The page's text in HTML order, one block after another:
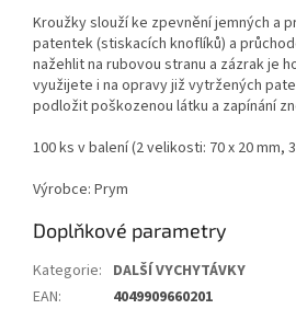
Kroužky slouží ke zpevnění jemných a
patentek (stiskacích knoflíků) a
nažehlit na rubovou stranu a zázrak je
využijete i na opravy již vytržených
podložit poškozenou látku a zapínání
100 ks v balení (2 velikosti: 70 x 20 mm,
Výrobce: Prym
Doplňkové parametry
Kategorie: DALŠÍ VYCHYTÁVKY
EAN:
4049909660201